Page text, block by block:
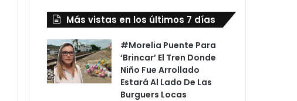
Más vistas en los últimos 7 días
#Morelia Puente Para
‘Brincar’ El Tren Donde
Niño Fue Arrollado
Estará Al Lado De Las
Burguers Locas